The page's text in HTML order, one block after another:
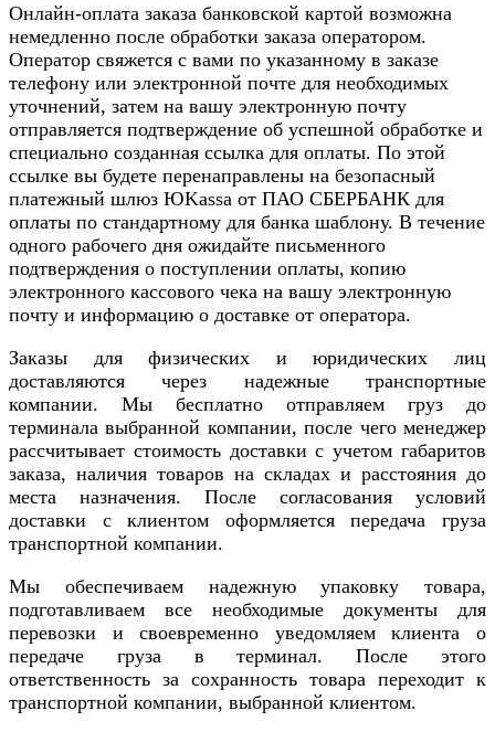
Онлайн-оплата заказа банковской картой возможна
немедленно после обработки заказа оператором.
Оператор свяжется с вами по указанному в заказе
телефону или электронной почте для необходимых
уточнений, затем на вашу электронную почту
отправляется подтверждение об успешной обработке и
специально созданная ссылка для оплаты. По этой
ссылке вы будете перенаправлены на безопасный
платежный шлюз ЮKassa от ПАО СБЕРБАНК для
оплаты по стандартному для банка шаблону. В течение
одного рабочего дня ожидайте письменного
подтверждения о поступлении оплаты, копию
электронного кассового чека на вашу электронную
почту и информацию о доставке от оператора.
Заказы для физических и юридических лиц
доставляются через надежные транспортные
компании. Мы бесплатно отправляем груз до
терминала выбранной компании, после чего менеджер
рассчитывает стоимость доставки с учетом габаритов
заказа, наличия товаров на складах и расстояния до
места назначения. После согласования условий
доставки с клиентом оформляется передача груза
транспортной компании.
Мы обеспечиваем надежную упаковку товара,
подготавливаем все необходимые документы для
перевозки и своевременно уведомляем клиента о
передаче груза в терминал. После этого
ответственность за сохранность товара переходит к
транспортной компании, выбранной клиентом.